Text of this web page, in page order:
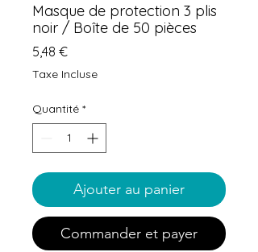
Masque de protection 3 plis
noir / Boîte de 50 pièces
5,48 €Prix
Taxe Incluse
Quantité *
Ajouter au panier
Commander et payer